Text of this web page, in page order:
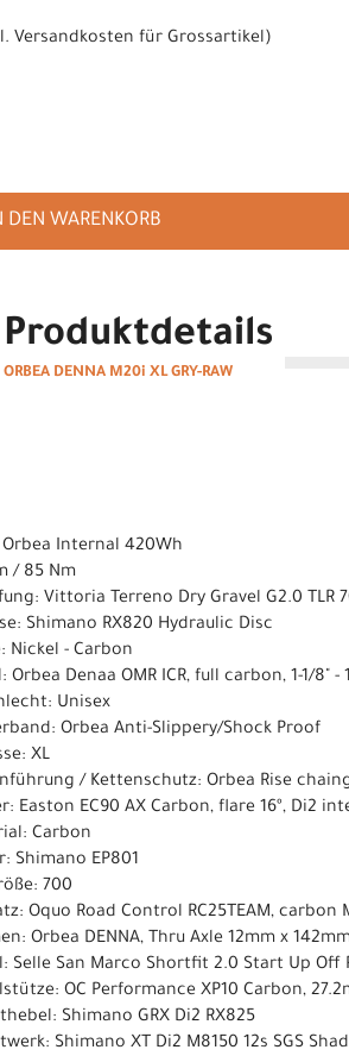
Versandkosten für Grossartikel)
DEN WARENKORB
Produktdetails
ORBEA DENNA M20i XL GRY-RAW
Orbea Internal 420Wh
/ 85 Nm
Vittoria Terreno Dry Gravel G2.0 TLR
Shimano RX820 Hydraulic Disc
Nickel - Carbon
Orbea Denaa OMR ICR, full carbon, 1-1/
Unisex
Orbea Anti-Slippery/Shock Proof
XL
/ Kettenschutz: Orbea Rise
Easton EC90 AX Carbon, flare 16º, Di2
Carbon
Shimano EP801
700
Oquo Road Control RC25TEAM,
Orbea DENNA, Thru Axle 12mm x
Selle San Marco Shortfit 2.0 Start Up Off
OC Performance XP10 Carbon,
Shimano GRX Di2 RX825
Shimano XT Di2 M8150 12s SGS